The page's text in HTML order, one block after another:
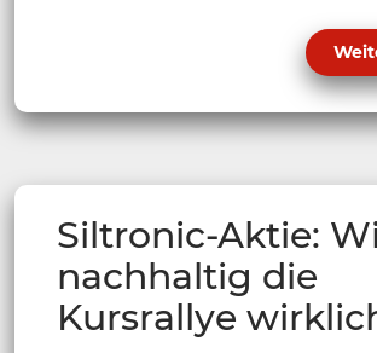
Siltronic-Aktie:
nachhaltig die
Kursrallye